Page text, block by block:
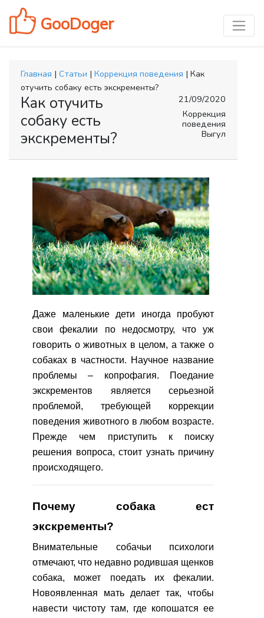
GooDoger
Главная | Статьи | Коррекция поведения | Как
отучить собаку есть экскременты?
Как отучить
собаку есть
экскременты?
21/09/2020
Коррекция
поведения
Выгул
Даже маленькие дети иногда пробуют
свои фекалии по недосмотру, что уж
говорить о животных в целом, а также о
собаках в частности. Научное название
проблемы – копрофагия. Поедание
экскрементов является серьезной
проблемой, требующей коррекции
поведения животного в любом возрасте.
Прежде чем приступить к поиску
решения вопроса, стоит узнать причину
происходящего.
Почему собака ест
экскременты?
Внимательные собачьи психологи
отмечают, что недавно родившая щенков
собака, может поедать их фекалии.
Новоявленная мать делает так, чтобы
навести чистоту там, где копошатся ее